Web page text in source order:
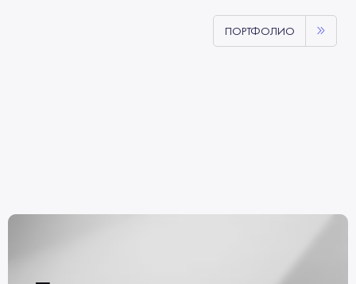
ПОРТФОЛИО